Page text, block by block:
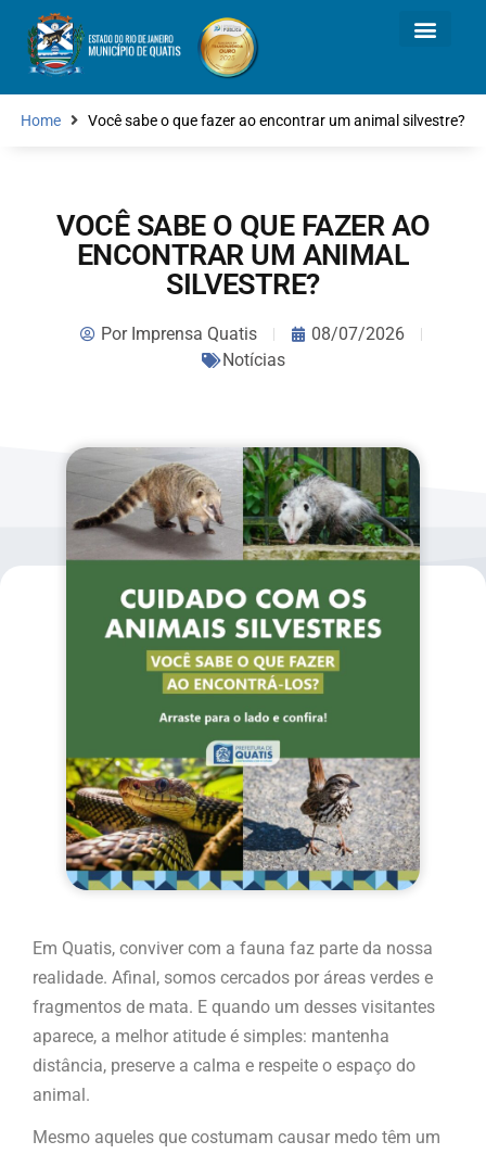
Home Você sabe o que fazer ao encontrar um animal silvestre?
VOCÊ SABE O QUE FAZER AO
ENCONTRAR UM ANIMAL
SILVESTRE?
PorImprensa Quatis
08/07/2026
Notícias
Em Quatis, conviver com a fauna faz parte da nossa
realidade. Afinal, somos cercados por áreas verdes e
fragmentos de mata. E quando um desses visitantes
aparece, a melhor atitude é simples: mantenha
distância, preserve a calma e respeite o espaço do
animal.
Mesmo aqueles que costumam causar medo têm um